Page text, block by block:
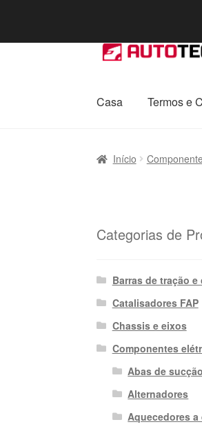
Ir
para
navegação
Saltar
para
conteúdo
Casa Termos e
Início
Categorias de
Barras de tração e
Catalisadores FAP
Chassis e eixos
Componentes
Abas de sucção
Alternadores
Aquecedores a